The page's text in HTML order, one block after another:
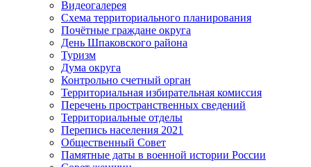
Видеогалерея
Схема территориального планирования
Почётные граждане округа
День Шпаковского района
Туризм
Дума округа
Контрольно счетный орган
Территориальная избирательная комиссия
Перечень пространственных сведений
Территориальные отделы
Перепись населения 2021
Общественный Совет
Памятные даты в военной истории России